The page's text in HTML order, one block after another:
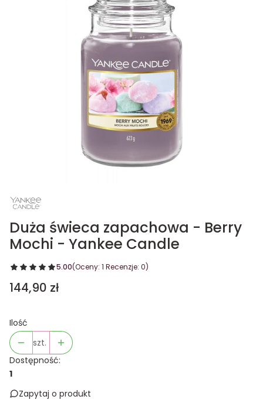
Duża świeca zapachowa - Berry
Mochi - Yankee Candle
5.00(Oceny: 1 Recenzje: 0)
Cena
144,90 zł
Ilość
szt.
Dostępność:
1
Zapytaj o produkt